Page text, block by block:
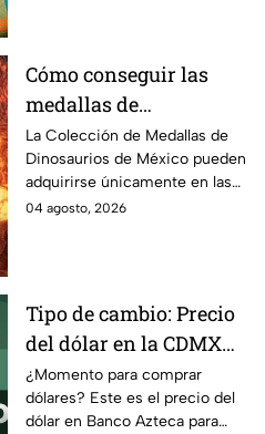
Cómo conseguir las
medallas de
Dinosaurios de México
La Colección de Medallas de
Dinosaurios de México pueden
adquirirse únicamente en las
tiendas físicas de la Casa de la
04 agosto, 2026
Tipo de cambio: Precio
del dólar en la CDMX
hoy 4 de agosto 2026
¿Momento para comprar
dólares? Este es el precio del
dólar en Banco Azteca para